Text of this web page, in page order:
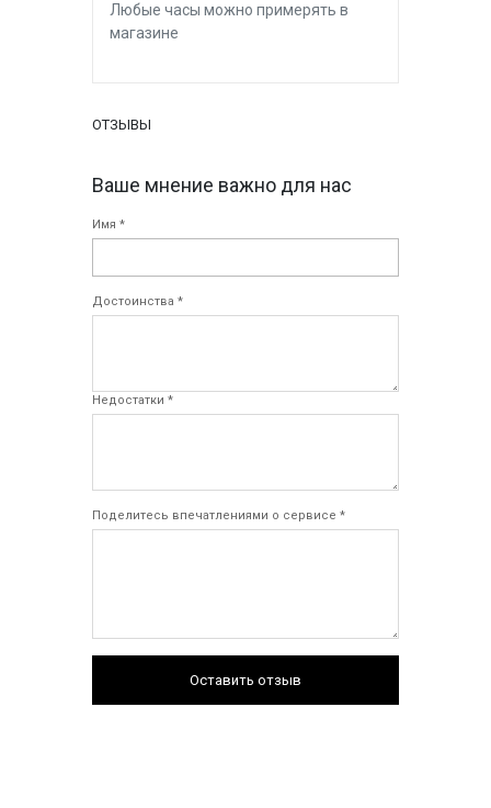
Любые часы можно примерять в
магазине
ОТЗЫВЫ
Ваше мнение важно для нас
Имя *
Достоинства *
Недостатки *
Поделитесь впечатлениями о сервисе *
Оставить отзыв